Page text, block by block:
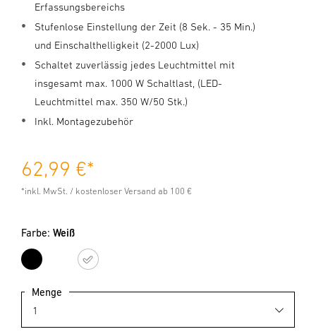
Erfassungsbereichs
Stufenlose Einstellung der Zeit (8 Sek. - 35 Min.)
und Einschalthelligkeit (2-2000 Lux)
Schaltet zuverlässig jedes Leuchtmittel mit
insgesamt max. 1000 W Schaltlast, (LED-
Leuchtmittel max. 350 W/50 Stk.)
Inkl. Montagezubehör
62,99 €*
*inkl. MwSt. / kostenloser Versand ab 100 €
Farbe: Weiß
SchwarzWeiß
Menge